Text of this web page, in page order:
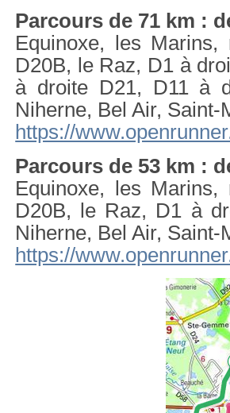
Parcours de 71 km :
Equinoxe, les
D20B, le Raz, D1 à
à droite D21, D11 à
Niherne, Bel Air, Saint-
https://
Parcours de 53 km :
Equinoxe, les
D20B, le Raz, D1 à
Niherne, Bel Air, Saint-
https://